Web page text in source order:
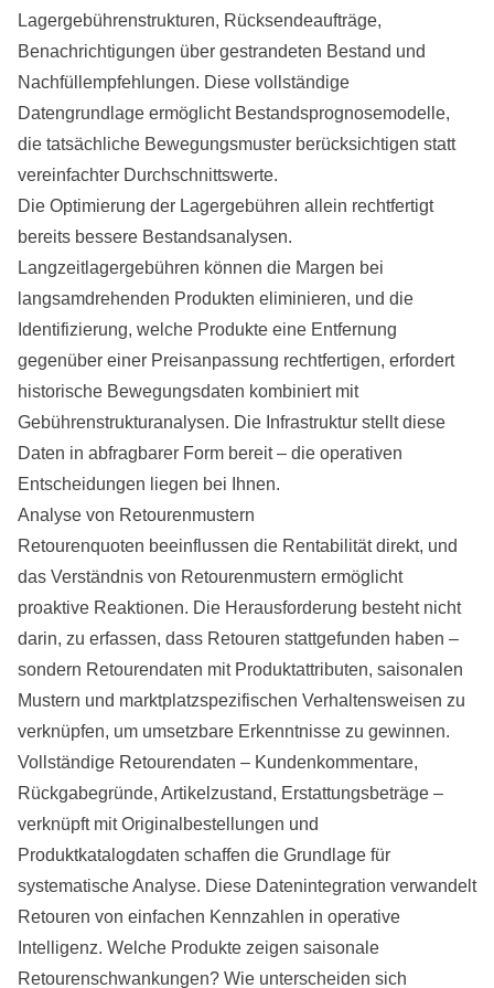
Lagergebührenstrukturen, Rücksendeaufträge,
Benachrichtigungen über gestrandeten Bestand und
Nachfüllempfehlungen. Diese vollständige
Datengrundlage ermöglicht Bestandsprognosemodelle,
die tatsächliche Bewegungsmuster berücksichtigen statt
vereinfachter Durchschnittswerte.
Die Optimierung der Lagergebühren allein rechtfertigt
bereits bessere Bestandsanalysen.
Langzeitlagergebühren können die Margen bei
langsamdrehenden Produkten eliminieren, und die
Identifizierung, welche Produkte eine Entfernung
gegenüber einer Preisanpassung rechtfertigen, erfordert
historische Bewegungsdaten kombiniert mit
Gebührenstrukturanalysen. Die Infrastruktur stellt diese
Daten in abfragbarer Form bereit – die operativen
Entscheidungen liegen bei Ihnen.
Analyse von Retourenmustern
Retourenquoten beeinflussen die Rentabilität direkt, und
das Verständnis von Retourenmustern ermöglicht
proaktive Reaktionen. Die Herausforderung besteht nicht
darin, zu erfassen, dass Retouren stattgefunden haben –
sondern Retourendaten mit Produktattributen, saisonalen
Mustern und marktplatzspezifischen Verhaltensweisen zu
verknüpfen, um umsetzbare Erkenntnisse zu gewinnen.
Vollständige Retourendaten – Kundenkommentare,
Rückgabegründe, Artikelzustand, Erstattungsbeträge –
verknüpft mit Originalbestellungen und
Produktkatalogdaten schaffen die Grundlage für
systematische Analyse. Diese Datenintegration verwandelt
Retouren von einfachen Kennzahlen in operative
Intelligenz. Welche Produkte zeigen saisonale
Retourenschwankungen? Wie unterscheiden sich